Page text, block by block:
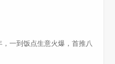
一到饭点生意火爆，首推八